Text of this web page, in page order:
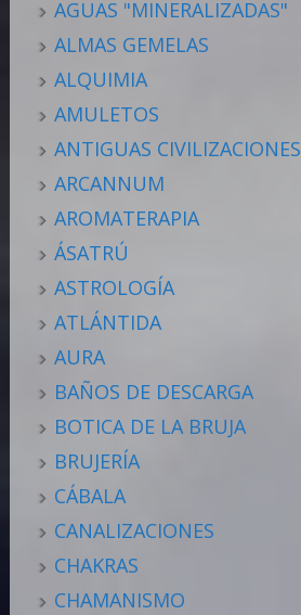
AGUAS "MINERALIZADAS"
ALMAS GEMELAS
ALQUIMIA
AMULETOS
ANTIGUAS CIVILIZACIONES
ARCANNUM
AROMATERAPIA
ÁSATRÚ
ASTROLOGÍA
ATLÁNTIDA
AURA
BAÑOS DE DESCARGA
BOTICA DE LA BRUJA
BRUJERÍA
CÁBALA
CANALIZACIONES
CHAKRAS
CHAMANISMO